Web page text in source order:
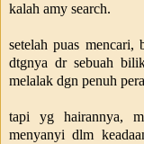
kalah amy search.
setelah puas mencari,
dtgnya dr sebuah
melalak dgn penuh
tapi yg hairannya,
menyanyi dlm